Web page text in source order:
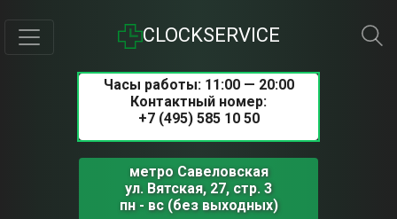
CLOCKSERVICE
Часы работы: 11:00 — 20:00
Контактный номер:
+7 (495) 585 10 50
метро Савеловская
ул. Вятская, 27, стр. 3
пн - вс (без выходных)